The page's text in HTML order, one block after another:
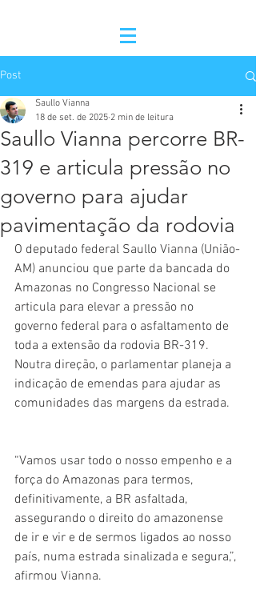
Post
Saullo Vianna percorre BR-
319 e articula pressão no
governo para ajudar
pavimentação da rodovia
Saullo Vianna
18 de set. de 2025 2 min de leitura
O deputado federal Saullo Vianna (União-
AM) anunciou que parte da bancada do
Amazonas no Congresso Nacional se
articula para elevar a pressão no
governo federal para o asfaltamento de
toda a extensão da rodovia BR-319.
Noutra direção, o parlamentar planeja a
indicação de emendas para ajudar as
comunidades das margens da estrada.
“Vamos usar todo o nosso empenho e a
força do Amazonas para termos,
definitivamente, a BR asfaltada,
assegurando o direito do amazonense
de ir e vir e de sermos ligados ao nosso
país, numa estrada sinalizada e segura,”,
afirmou Vianna.